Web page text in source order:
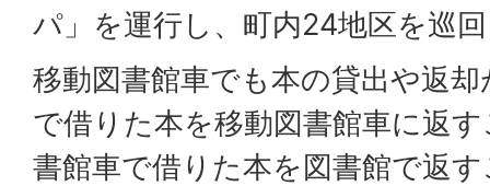
パ」を運行し、町内24地区を巡
移動図書館車でも本の貸出や返
で借りた本を移動図書館車に返
書館車で借りた本を図書館で返